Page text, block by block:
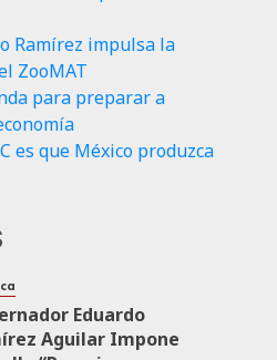
Ramírez impulsa la
ZooMAT
para preparar a
es que México produzca
Eduardo
Aguilar Impone